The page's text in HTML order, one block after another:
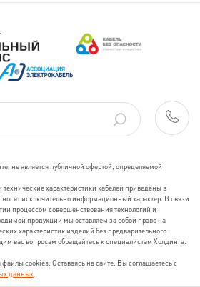
не является публичной офертой, определяемой
характеристики кабелей приведены в
носят исключительно информационный характер. В связи
процессом совершенствования технологий и
продукции мы оставляем за собой право на
характеристик изделий без предварительного
вас вопросам обращайтесь к специалистам Холдинга.
cookies. Оставаясь на сайте, Вы соглашаетесь с
данных